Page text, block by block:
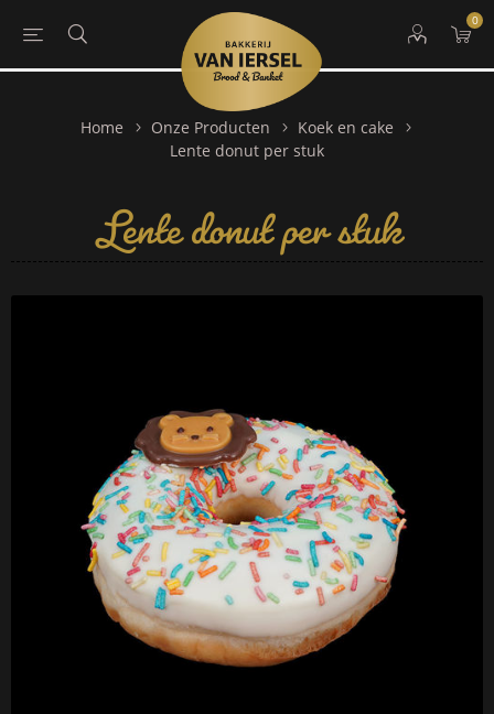
0
Home Onze Producten
Koek en cake
Lente donut per stuk
Lente donut per stuk